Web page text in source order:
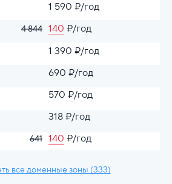
1 590 ₽/год
4 844 140 ₽/год
1 390 ₽/год
690 ₽/год
570 ₽/год
318 ₽/год
641 140 ₽/год
все доменные зоны (333)